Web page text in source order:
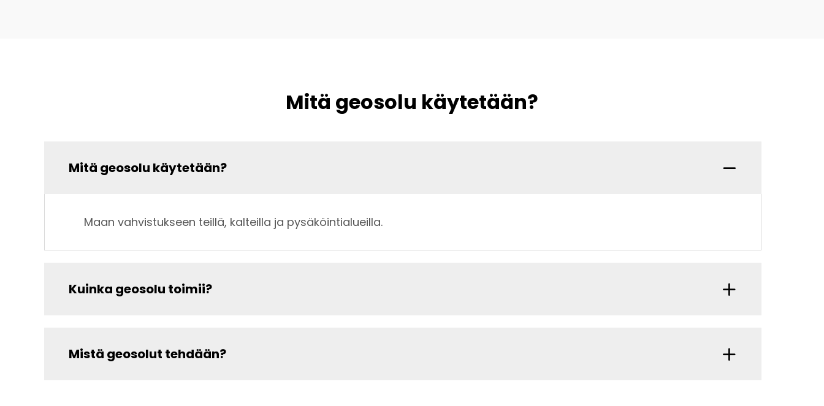
Mitä geosolu käytetään?
Mitä geosolu käytetään?
Maan vahvistukseen teillä, kalteilla ja pysäköintialueilla.
Kuinka geosolu toimii?
Mistä geosolut tehdään?